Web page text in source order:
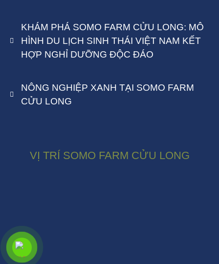
KHÁM PHÁ SOMO FARM CỬU LONG: MÔ
HÌNH DU LỊCH SINH THÁI VIỆT NAM KẾT
HỢP NGHỈ DƯỠNG ĐỘC ĐÁO
NÔNG NGHIỆP XANH TẠI SOMO FARM
CỬU LONG
VỊ TRÍ SOMO FARM CỬU LONG